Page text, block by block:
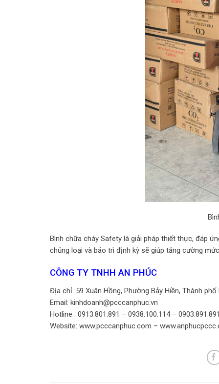
Bình chữa cháy Safety là giải pháp thiết thực, đáp
chủng loại và bảo trì định kỳ sẽ giúp tăng cường
CÔNG TY TNHH AN PHÚC
Địa chỉ :59 Xuân Hồng, Phường Bảy Hiền, Thành
Email: kinhdoanh@pcccanphuc.vn
Hotline : 0913.801.891 – 0938.100.114 –
Website: www.pcccanphuc.com –